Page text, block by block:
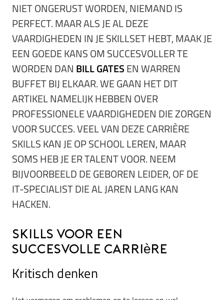
NIET ONGERUST WORDEN, NIEMAND IS
PERFECT. MAAR ALS JE AL DEZE
VAARDIGHEDEN IN JE SKILLSET HEBT, MAAK JE
EEN GOEDE KANS OM SUCCESVOLLER TE
WORDEN DAN BILL GATESEN WARREN
BUFFET BIJ ELKAAR. WE GAAN HET DIT
ARTIKEL NAMELIJK HEBBEN OVER
PROFESSIONELE VAARDIGHEDEN DIE ZORGEN
VOOR SUCCES. VEEL VAN DEZE CARRIÈRE
SKILLS KAN JE OP SCHOOL LEREN, MAAR
SOMS HEB JE ER TALENT VOOR. NEEM
BIJVOORBEELD DE GEBOREN LEIDER, OF DE
IT-SPECIALIST DIE AL JAREN LANG KAN
HACKEN.
Skills voor een
succesvolle carrière
Kritisch denken